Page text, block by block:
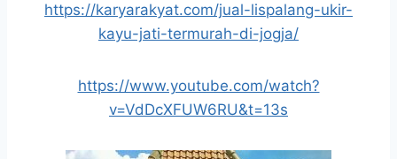
https://karyarakyat.com/jual-lispalang-ukir-
kayu-jati-termurah-di-jogja/
https://www.youtube.com/watch?
v=VdDcXFUW6RU&t=13s